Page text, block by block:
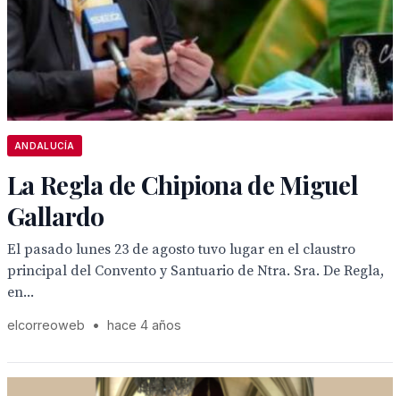
ANDALUCÍA
La Regla de Chipiona de Miguel
Gallardo
El pasado lunes 23 de agosto tuvo lugar en el claustro
principal del Convento y Santuario de Ntra. Sra. De Regla,
en...
elcorreoweb • hace 4 años